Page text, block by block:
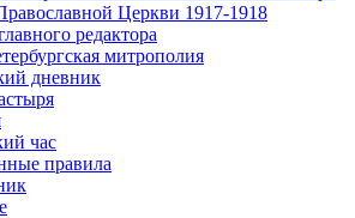
Церкви 1917-1918
редактора
митрополия
дневник
час
правила